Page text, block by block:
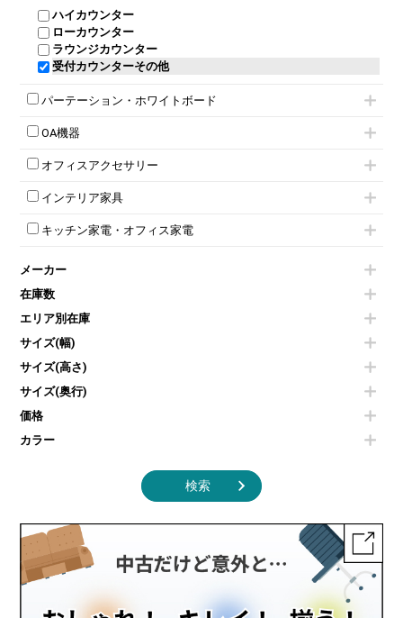
オープン書庫
両開書庫
引き違い書庫
ラテラル書庫
多人数ロッカー
シリンダー錠ロッカー
ダイヤル錠ロッカー
ボタン錠ロッカー
シューズロッカー・下駄箱
ワードローブ・クローゼット
ロッカーその他
T字脚テーブル
大型会議テーブル
会議テーブルW1200～
会議テーブルW1500～
折りたたみ会議テーブル
ハイテーブル
会議テーブルその他
折りたたみミーティングチェア
丸椅子
ハイチェア
シェルチェア
応接チェア
応接テーブル
応接・役員家具その他
ハイカウンター
ローカウンター
ラウンジカウンター
受付カウンターその他
パーテーション・ホワイトボード
パーテーション
自立タイプパーテーション
パーテーションその他
壁掛けホワイトボード
ホワイトボードその他
OA機器
電話機（ビジネスフォン）
シュレッダー
スクリーン
その他OA機器
オフィスアクセサリー
チェア用台車
演台・講演台・演説台
防音パネル
コートハンガー・ポールハンガー
傘立て
食器棚・キッチンキャビネット
カタログスタンド
オフィスアクセサリーその他
インテリア家具
モールドチェア
ダイニングチェア
カウンターテーブル
センターテーブル・サイドテーブル
ベンチ・スツール
ソファ
シェルフ
ダストボックス（ゴミ箱）
インテリア家具その他
キッチン家電・オフィス家電
冷蔵庫・洗濯機
空気清浄機・加湿器
液晶テレビ・モニター類
エアコン
照明機器
掃除機
季節家電
メーカー
在庫数
エリア別在庫
サイズ(幅)
サイズ(高さ)
サイズ(奥行)
価格
カラー
検索